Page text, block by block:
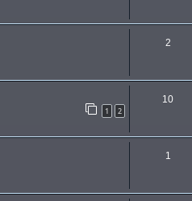
2
1 2
10
1